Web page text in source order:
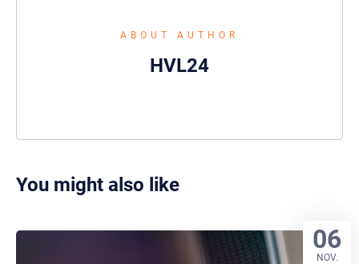
ABOUT AUTHOR
HVL24
You might also like
06
NOV.